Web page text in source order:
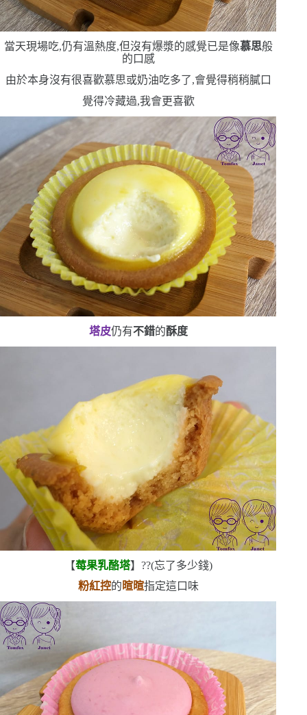
當天現場吃,仍有溫熱度,但沒有爆漿的感覺已是像慕思般
的口感
由於本身沒有很喜歡慕思或奶油吃多了,會覺得稍稍膩口
覺得冷藏過,我會更喜歡
塔皮仍有不錯的酥度
【莓果乳酪塔】??(忘了多少錢)
粉紅控的暄暄指定這口味